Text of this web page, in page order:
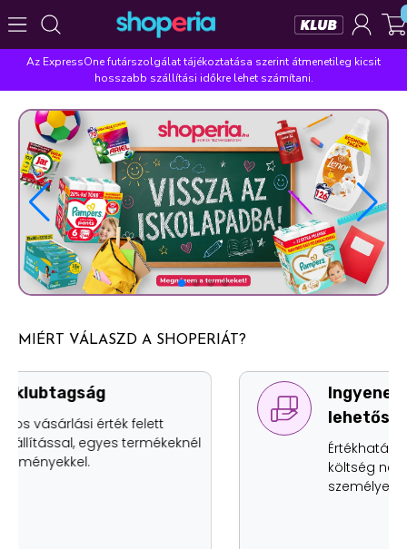
Népszerű kategóriák
Szépségápolás Élelmiszer Mosás Mosogatás
Takarítás Baba-mama Háztartás
Népszerű márkák
Pampers Lenor Violeta Coccolino Silan
Népszerű keresések
leukoplast ariel lenor finish pampers
Az ExpressOne futárszolgálat tájékoztatása szerint átmenetileg kicsit
hosszabb szállítási időkre lehet számítani.
MIÉRT VÁLASZD A SHOPERIÁT?
Ingyenes személyes átvételi
lehetőség
Értékhatártól függetlenül, szállítási
költség nélkül két helyen is átveheted